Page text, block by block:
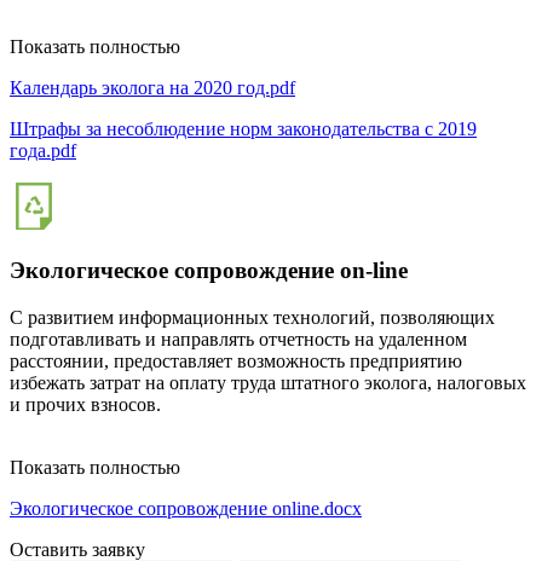
Показать полностью
Календарь эколога на 2020 год.pdf
Штрафы за несоблюдение норм законодательства с 2019
года.pdf
Экологическое сопровождение on-line
С развитием информационных технологий, позволяющих
подготавливать и направлять отчетность на удаленном
расстоянии, предоставляет возможность предприятию
избежать затрат на оплату труда штатного эколога, налоговых
и прочих взносов.
Показать полностью
Экологическое сопровождение online.docx
Оставить заявку